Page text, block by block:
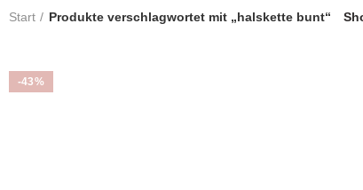
Start Produkte verschlagwortet mit „halskette bunt“
-43%